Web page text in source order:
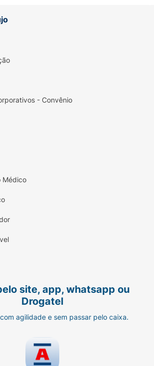
PUR/IQB 00108 | NBR 10.334
- Convênio
Médico
site, app, whatsapp ou
Drogatel
agilidade e sem passar pelo caixa.